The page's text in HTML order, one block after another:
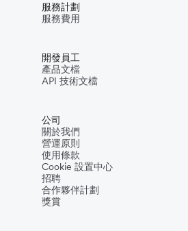
服務計劃
服務費用
開發員工
產品文檔
API 技術文檔
公司
關於我們
營運原則
使用條款
Cookie 設置中心
招聘
合作夥伴計劃
獎賞